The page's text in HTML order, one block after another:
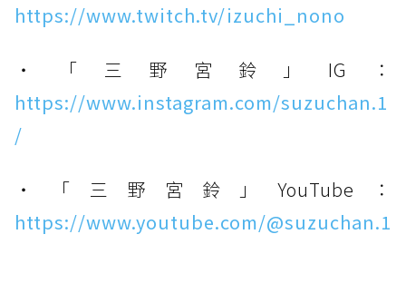
https://www.twitch.tv/izuchi_nono
・「三野宮鈴」IG：
https://www.instagram.com/suzuchan.1
/
・「三野宮鈴」YouTube：
https://www.youtube.com/@suzuchan.1